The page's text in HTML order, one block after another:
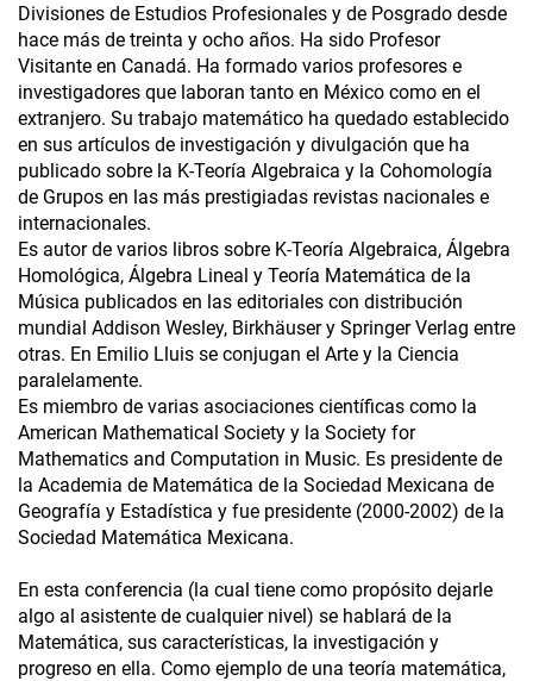
Divisiones de Estudios Profesionales y de Posgrado desde
hace más de treinta y ocho años. Ha sido Profesor
Visitante en Canadá. Ha formado varios profesores e
investigadores que laboran tanto en México como en el
extranjero. Su trabajo matemático ha quedado establecido
en sus artículos de investigación y divulgación que ha
publicado sobre la K-Teoría Algebraica y la Cohomología
de Grupos en las más prestigiadas revistas nacionales e
internacionales.
Es autor de varios libros sobre K-Teoría Algebraica, Álgebra
Homológica, Álgebra Lineal y Teoría Matemática de la
Música publicados en las editoriales con distribución
mundial Addison Wesley, Birkhäuser y Springer Verlag entre
otras. En Emilio Lluis se conjugan el Arte y la Ciencia
paralelamente.
Es miembro de varias asociaciones científicas como la
American Mathematical Society y la Society for
Mathematics and Computation in Music. Es presidente de
la Academia de Matemática de la Sociedad Mexicana de
Geografía y Estadística y fue presidente (2000-2002) de la
Sociedad Matemática Mexicana.
En esta conferencia (la cual tiene como propósito dejarle
algo al asistente de cualquier nivel) se hablará de la
Matemática, sus características, la investigación y
progreso en ella. Como ejemplo de una teoría matemática,